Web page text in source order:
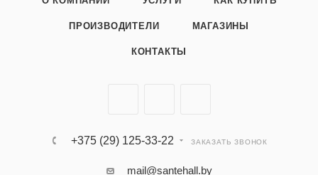
ПРОИЗВОДИТЕЛИ МАГАЗИНЫ
КОНТАКТЫ
+375 (29) 125-33-22 ЗАКАЗАТЬ ЗВОНОК
mail@santehall.by